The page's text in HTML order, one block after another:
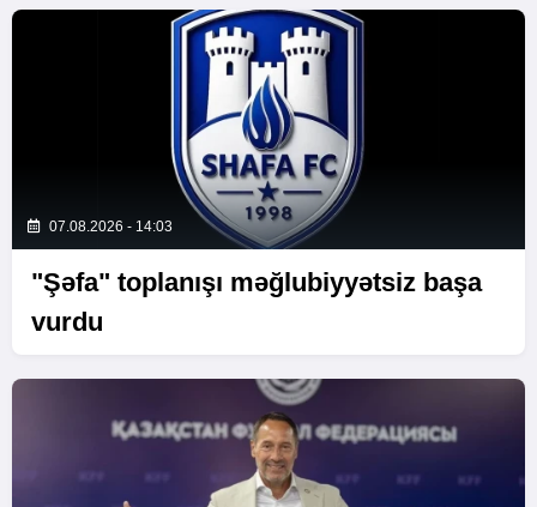
07.08.2026 - 14:03
"Şəfa" toplanışı məğlubiyyətsiz başa
vurdu